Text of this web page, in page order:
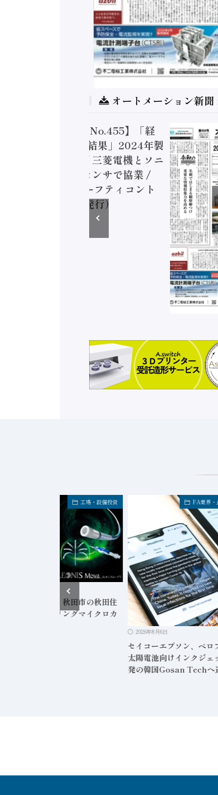
オートメーション新
トメーション新聞 No.455】「経
実態調査二次集計結果」2024年製
加価値額86兆円 / 三菱電機とソニ
コン AIビジョンセンサで協業 /
安全に動かすセーフティコント
（2026年8月5日発行）
工場・設備投資
ベークライト、秋田市の秋田住
ークでステアリングマイクロカ
FA業界・
2026年8月6日
セイコーエプソン、ペロ
太陽電池向けインクジェ
発の韓国Gosan Techへ